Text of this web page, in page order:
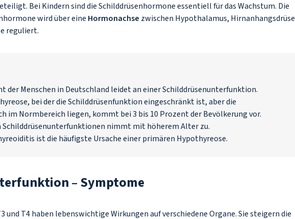
Bei Kindern sind die Schilddrüsenhormone essentiell für das Wachstum. Die
wird über eine Hormonachse zwischen Hypothalamus, Hirnanhangsdrüse
reguliert.
der Menschen in Deutschland leidet an einer Schilddrüsenunterfunktion.
bei der die Schilddrüsenfunktion eingeschränkt ist, aber die
im Normbereich liegen, kommt bei 3 bis 10 Prozent der Bevölkerung vor.
Schilddrüsenunterfunktionen nimmt mit höherem Alter zu.
ist die häufigste Ursache einer primären Hypothyreose.
– Symptome
und T4 haben lebenswichtige Wirkungen auf verschiedene Organe. Sie steigern die